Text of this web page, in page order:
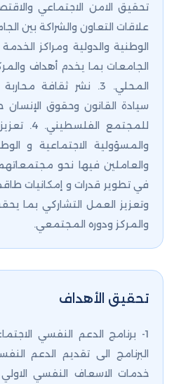
علاقات التعاون والشراكة بين
الوطنية والدولية ومراكز
الجامعات بما يخدم أهداف
المحلي. 3. نشر ثقافة
سيادة القانون وحقوق
للمجتمع
والمسؤولية الاجتماعية و
في تطوير قدرات و إمكانيات
وتعزيز العمل التشاركي بما
والمركز ودوره المجتمعي.
تحقيق الأهداف
1- برنامج الدعم النفسي
البرنامج الى تقديم الدعم
خدمات الاسعاف النفسي